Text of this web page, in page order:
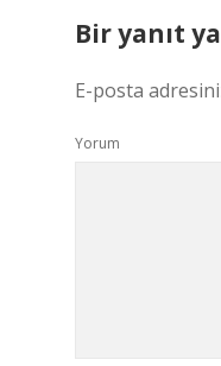
Bir yanıt
E-posta
Yorum